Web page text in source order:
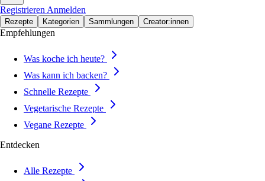
Registrieren Anmelden
Rezepte Kategorien Sammlungen Creator:innen
Empfehlungen
Was koche ich heute?
Was kann ich backen?
Schnelle Rezepte
Vegetarische Rezepte
Vegane Rezepte
Entdecken
Alle Rezepte